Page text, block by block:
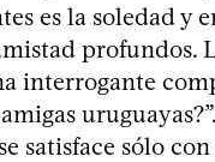
es la soledad y
profundos.
interrogante
satisface sólo